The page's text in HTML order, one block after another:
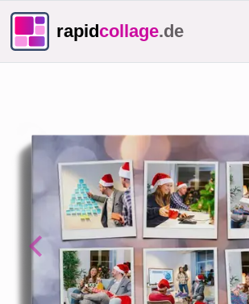
rapidcollage.de
Previous